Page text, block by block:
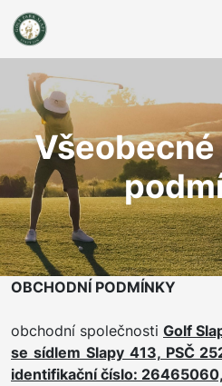
OBCHODNÍ PODMÍNKY
obchodní společnosti Golf
se sídlem Slapy 413, PSČ
identifikační číslo: 26465060,